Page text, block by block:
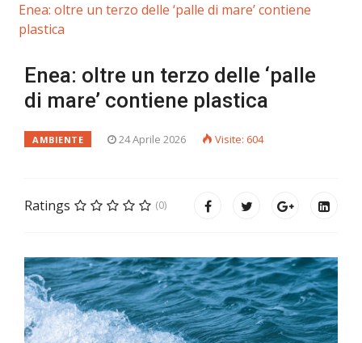
Enea: oltre un terzo delle ‘palle di mare’ contiene
plastica
Enea: oltre un terzo delle ‘palle
di mare’ contiene plastica
AMBIENTE 24 Aprile 2026 Visite: 604
Ratings (0)